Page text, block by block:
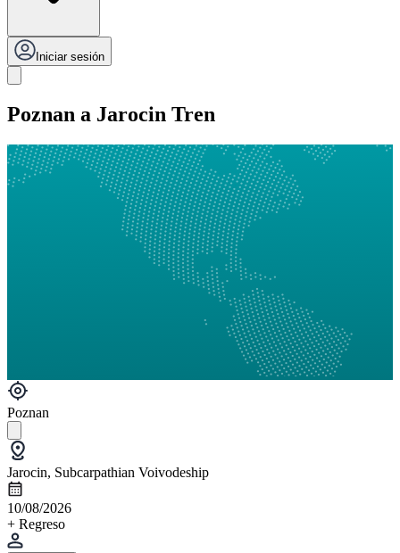
Iniciar sesión
Poznan a Jarocin Tren
Poznan
Jarocin, Subcarpathian Voivodeship
10/08/2026
+ Regreso